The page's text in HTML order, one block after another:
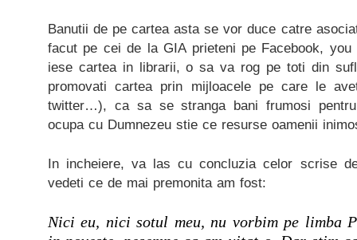
Banutii de pe cartea asta se vor duce catre
facut pe cei de la GIA prieteni pe Facebook,
iese cartea in librarii, o sa va rog pe toti din
promovati cartea prin mijloacele pe care le
twitter…), ca sa se stranga bani frumosi
ocupa cu Dumnezeu stie ce resurse oamenii
In incheiere, va las cu concluzia celor scrise
vedeti ce de mai premonita am fost:
Nici eu, nici sotul meu, nu vorbim pe limba